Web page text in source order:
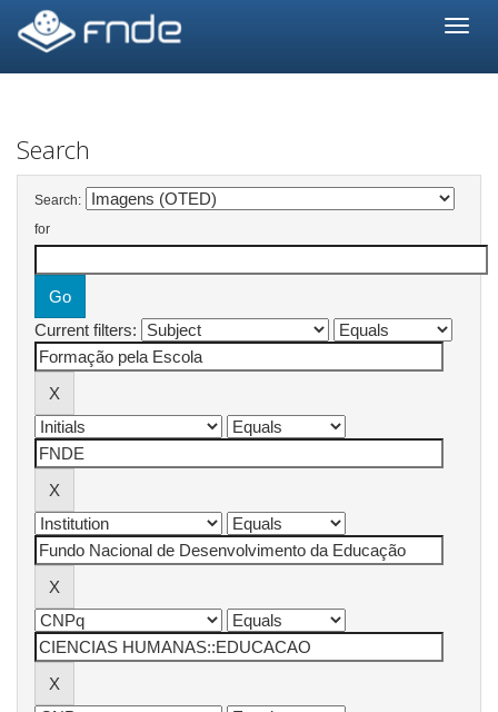
navigation
Search
Search:
for
Current filters: